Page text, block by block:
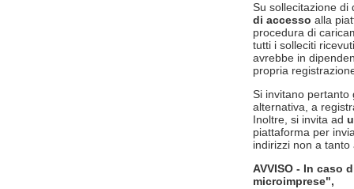
Su sollecitazione di
di accesso alla
procedura di
tutti i solleciti
avrebbe in
propria
Si invitano pertanto
alternativa, a
Inoltre, si invita ad
piattaforma per
indirizzi non a
AVVISO - In caso
microimprese",